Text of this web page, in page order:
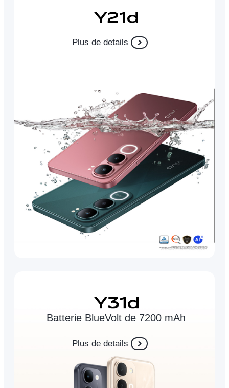
Plus de details
Batterie BlueVolt de 7200 mAh
Plus de details